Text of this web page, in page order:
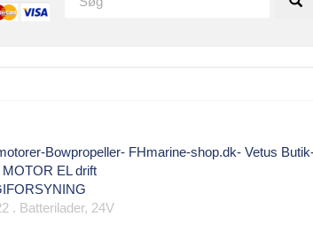
Bowpropeller- FHmarine-shop.dk- Vetus
EL drift
. Batterilader, 24V